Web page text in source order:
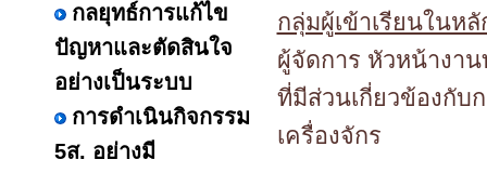
กลยุทธ์การแก้ไข
ปัญหาและตัดสินใจ
อย่างเป็นระบบ
การดำเนินกิจกรรม
5ส. อย่างมี
กลุ่มผู้เข้าเรียนในห
ผู้จัดการ หัวหน้างา
ที่มีส่วนเกี่ยวข้องกับ
เครื่องจักร